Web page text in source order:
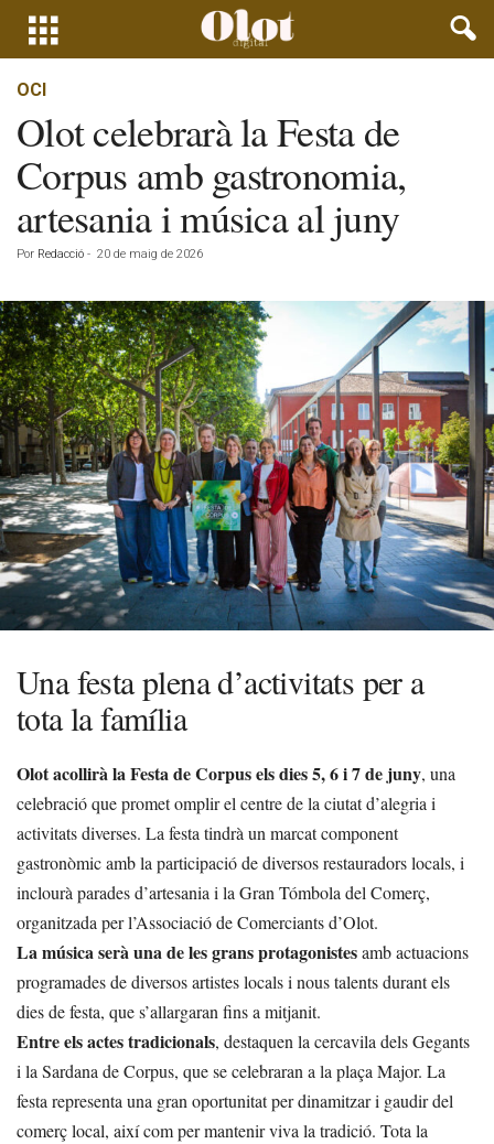
OCI
Olot celebrarà la Festa de
Corpus amb gastronomia,
artesania i música al juny
Por Redacció - 20 de maig de 2026
Una festa plena d’activitats per a
tota la família
Olot acollirà la Festa de Corpus els dies 5, 6 i 7 de juny, una
celebració que promet omplir el centre de la ciutat d’alegria i
activitats diverses. La festa tindrà un marcat component
gastronòmic amb la participació de diversos restauradors locals, i
inclourà parades d’artesania i la Gran Tómbola del Comerç,
organitzada per l’Associació de Comerciants d’Olot.
La música serà una de les grans protagonistesamb actuacions
programades de diversos artistes locals i nous talents durant els
dies de festa, que s’allargaran fins a mitjanit.
Entre els actes tradicionals, destaquen la cercavila dels Gegants
i la Sardana de Corpus, que se celebraran a la plaça Major. La
festa representa una gran oportunitat per dinamitzar i gaudir del
comerç local, així com per mantenir viva la tradició. Tota la